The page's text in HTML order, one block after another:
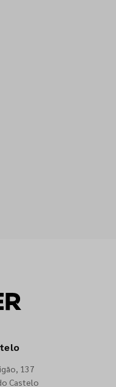
137
Castelo